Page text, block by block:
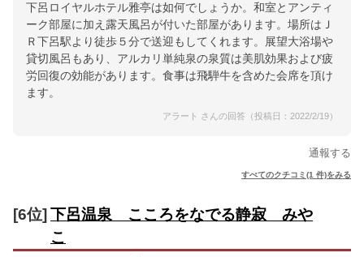
下呂ロイヤルホテル雅亭は如何でしょうか。和室とアンティ
ーク部屋に加え露天風呂が付いた部屋があります。場所はＪ
Ｒ下呂駅より徒歩５分で送迎もしてくれます。展望大浴場や
貸切風呂もあり、アルカリ単純泉の泉質は美肌効果および疲
労回復の効能があります。食事は飛騨牛を含めた会席を頂け
ます。
アラート さんの回答（投稿日：2022/2/19）
通報する
すべてのクチコミ(1 件)をみる
[6位] 下呂温泉 こころをなでる静寂 みや
こ